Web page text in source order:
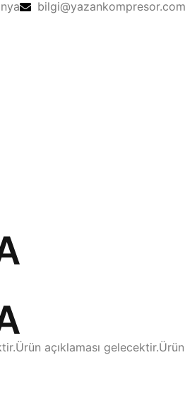
bilgi@yazankompresor.com
açıklaması